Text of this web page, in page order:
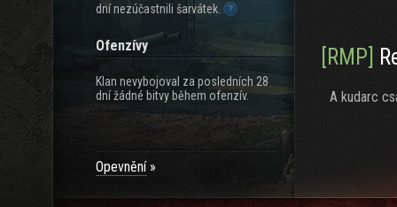
dní nezúčastnili šarvátek.
Ofenzívy
Klan nevybojoval za posledních 28
dní žádné bitvy během ofenzív.
Opevnění
[RMP]
A kudarc